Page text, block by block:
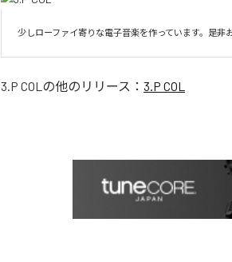
少しローファイ寄りな電子音楽を作っています。是非
3.P COL の他のリリース： 3.P COL